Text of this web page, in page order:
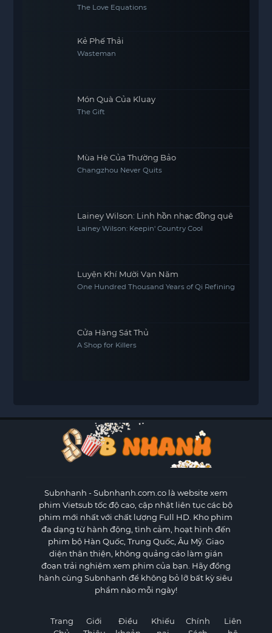
The Love Equations
Kẻ Phế Thải
Wasteman
Món Quà Của Kluay
The Gift
Mùa Hè Của Thường Bảo
Changzhou Never Quits
Lainey Wilson: Linh hồn nhạc đồng quê
Lainey Wilson: Keepin' Country Cool
Luyện Khí Mười Vạn Năm
One Hundred Thousand Years of Qi Refining
Cửa Hàng Sát Thủ
A Shop for Killers
Subnhanh - Subnhanh.com.co là website xem
phim Vietsub tốc độ cao, cập nhật liên tục các bộ
phim mới nhất với chất lượng Full HD. Kho phim
đa dạng từ hành động, tình cảm, hoạt hình đến
phim bộ Hàn Quốc, Trung Quốc, Âu Mỹ. Giao
diện thân thiện, không quảng cáo làm gián
đoạn trải nghiệm xem phim của bạn. Hãy đồng
hành cùng Subnhanh để không bỏ lỡ bất kỳ siêu
phẩm nào mỗi ngày!
Trang
Giới
Điều
Khiếu
Chính
Liên